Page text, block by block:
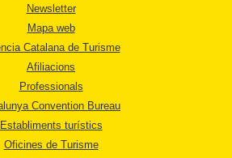
Newsletter
Mapa web
Catalana de Turisme
Afiliacions
Professionals
Convention Bureau
Establiments turístics
Oficines de Turisme